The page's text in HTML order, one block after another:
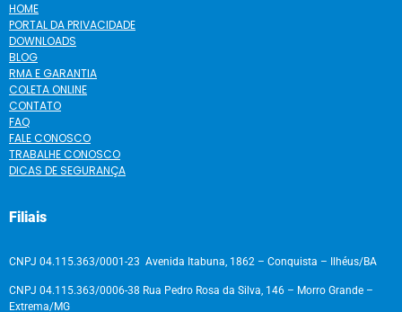
HOME
PORTAL DA PRIVACIDADE
DOWNLOADS
BLOG
RMA E GARANTIA
COLETA ONLINE
CONTATO
FAQ
FALE CONOSCO
TRABALHE CONOSCO
DICAS DE SEGURANÇA
Filiais
CNPJ 04.115.363/0001-23 Avenida Itabuna, 1862 – Conquista – Ilhéus/BA
CNPJ 04.115.363/0006-38 Rua Pedro Rosa da Silva, 146 – Morro Grande –
Extrema/MG